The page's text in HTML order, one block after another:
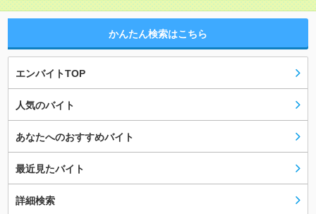
かんたん検索はこちら
エンバイトTOP
人気のバイト
あなたへのおすすめバイト
最近見たバイト
詳細検索